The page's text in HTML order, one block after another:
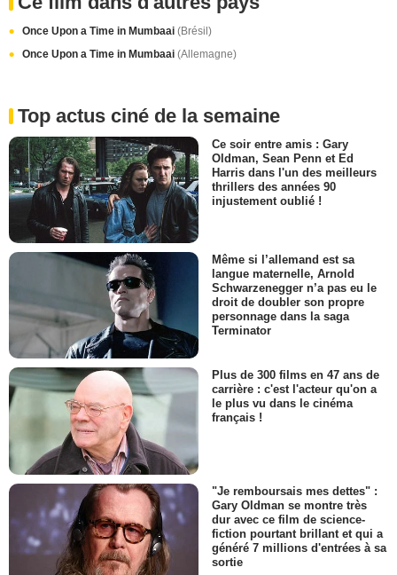
Once Upon a Time in Mumbaai (Brésil)
Once Upon a Time in Mumbaai (Allemagne)
Top actus ciné de la semaine
Ce soir entre amis : Gary
Oldman, Sean Penn et Ed
Harris dans l'un des meilleurs
thrillers des années 90
injustement oublié !
Même si l’allemand est sa
langue maternelle, Arnold
Schwarzenegger n’a pas eu le
droit de doubler son propre
personnage dans la saga
Terminator
Plus de 300 films en 47 ans de
carrière : c'est l'acteur qu'on a
le plus vu dans le cinéma
français !
"Je remboursais mes dettes" :
Gary Oldman se montre très
dur avec ce film de science-
fiction pourtant brillant et qui a
généré 7 millions d'entrées à sa
sortie